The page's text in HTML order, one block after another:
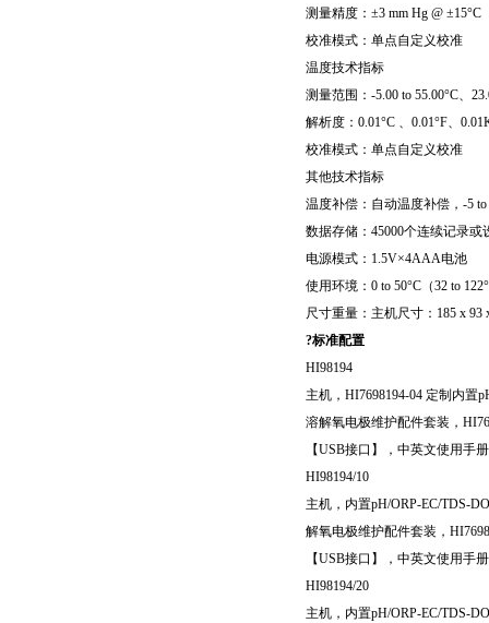
测量精度：±3 mm Hg @ ±15°C
校准模式：单点自定义校准
温度技术指标
测量范围：-5.00 to 55.00°C、
解析度：0.01°C 、0.01°F、
校准模式：单点自定义校准
其他技术指标
温度补偿：自动温度补偿，-5 to
数据存储：45000个连续记录
电源模式：1.5V×4AAA电池
使用环境：0 to 50°C（32 to
尺寸重量：主机尺寸：185 x 93
?标准配置
HI98194
主机，HI7698194-04 定制内置
溶解氧电极维护配件套装，
【USB接口】，中英文使用手
HI98194/10
主机，内置pH/ORP-EC/TDS-
解氧电极维护配件套装，
【USB接口】，中英文使用手
HI98194/20
主机，内置pH/ORP-EC/TDS-